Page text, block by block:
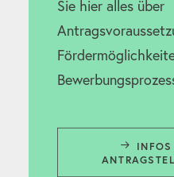
Sie hier alles über